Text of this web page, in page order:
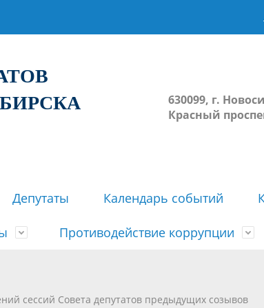
630099, г.
Красный
Депутаты Календарь событий
решений сессий Совета
недействующими
Противодействие коррупции
сессий Совета депутатов предыдущих созывов